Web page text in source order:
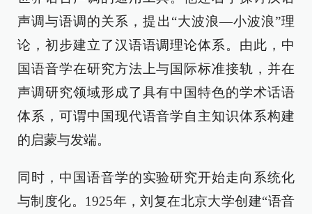
声调与语调的关系，提出“大波浪—小波浪”理
论，初步建立了汉语语调理论体系。由此，中
国语音学在研究方法上与国际标准接轨，并在
声调研究领域形成了具有中国特色的学术话语
体系，可谓中国现代语音学自主知识体系构建
的启蒙与发端。
同时，中国语音学的实验研究开始走向系统化
与制度化。1925年，刘复在北京大学创建“语音